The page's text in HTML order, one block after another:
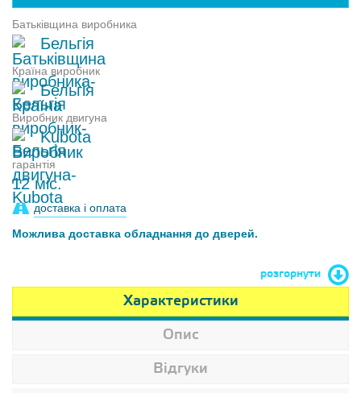
Батьківщина виробника
Бельгія
Країна виробник
Бельгія
Виробник двигуна
Kubota
гарантія
12 міс.
доставка і оплата
Можлива доставка обладнання до дверей.
розгорнути
Характеристики
Опис
Відгуки